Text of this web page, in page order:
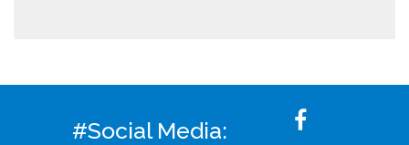
#Social Media: